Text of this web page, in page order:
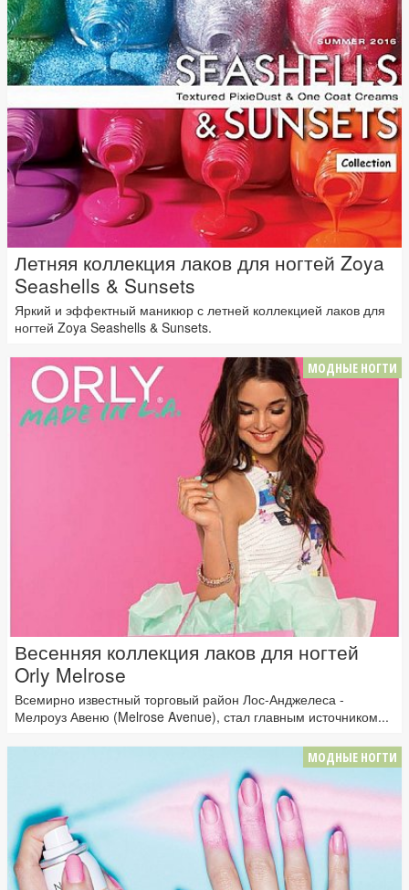
Летняя коллекция лаков для ногтей Zoya
Seashells & Sunsets
Яркий и эффектный маникюр с летней коллекцией лаков для
ногтей Zoya Seashells & Sunsets.
МОДНЫЕ НОГТИ
Весенняя коллекция лаков для ногтей
Orly Melrose
Всемирно известный торговый район Лос-Анджелеса -
Мелроуз Авеню (Melrose Avenue), стал главным источником...
МОДНЫЕ НОГТИ